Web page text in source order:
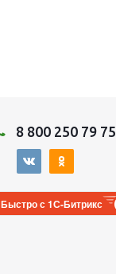
8 800 250 79 75
Быстро с 1С-Битрикс